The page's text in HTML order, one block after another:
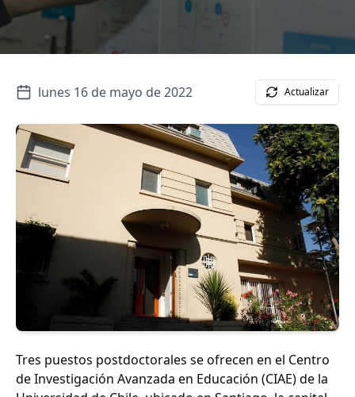
lunes 16 de mayo de 2022 Actualizar
Tres puestos postdoctorales se ofrecen en el Centro
de Investigación Avanzada en Educación (CIAE) de la